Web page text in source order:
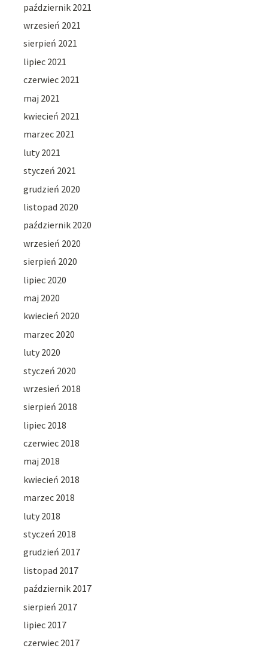
październik 2021
wrzesień 2021
sierpień 2021
lipiec 2021
czerwiec 2021
maj 2021
kwiecień 2021
marzec 2021
luty 2021
styczeń 2021
grudzień 2020
listopad 2020
październik 2020
wrzesień 2020
sierpień 2020
lipiec 2020
maj 2020
kwiecień 2020
marzec 2020
luty 2020
styczeń 2020
wrzesień 2018
sierpień 2018
lipiec 2018
czerwiec 2018
maj 2018
kwiecień 2018
marzec 2018
luty 2018
styczeń 2018
grudzień 2017
listopad 2017
październik 2017
sierpień 2017
lipiec 2017
czerwiec 2017